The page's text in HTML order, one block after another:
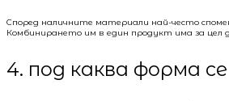
Според наличните материали най-често
Комбинирането им в един продукт има за цел
4. под каква форма